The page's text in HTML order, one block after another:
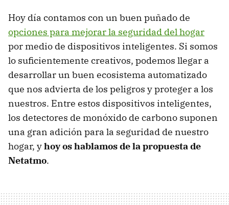
Hoy día contamos con un buen puñado de
opciones para mejorar la seguridad del hogar
por medio de dispositivos inteligentes. Si somos
lo suficientemente creativos, podemos llegar a
desarrollar un buen ecosistema automatizado
que nos advierta de los peligros y proteger a los
nuestros. Entre estos dispositivos inteligentes,
los detectores de monóxido de carbono suponen
una gran adición para la seguridad de nuestro
hogar, yhoy os hablamos de la propuesta de
Netatmo.